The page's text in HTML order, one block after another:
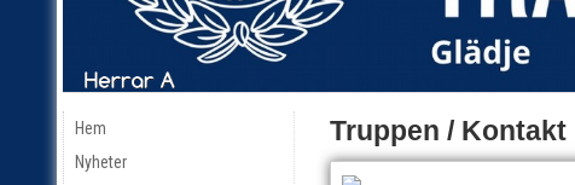
Hem
Nyheter
Truppen / Kontakt